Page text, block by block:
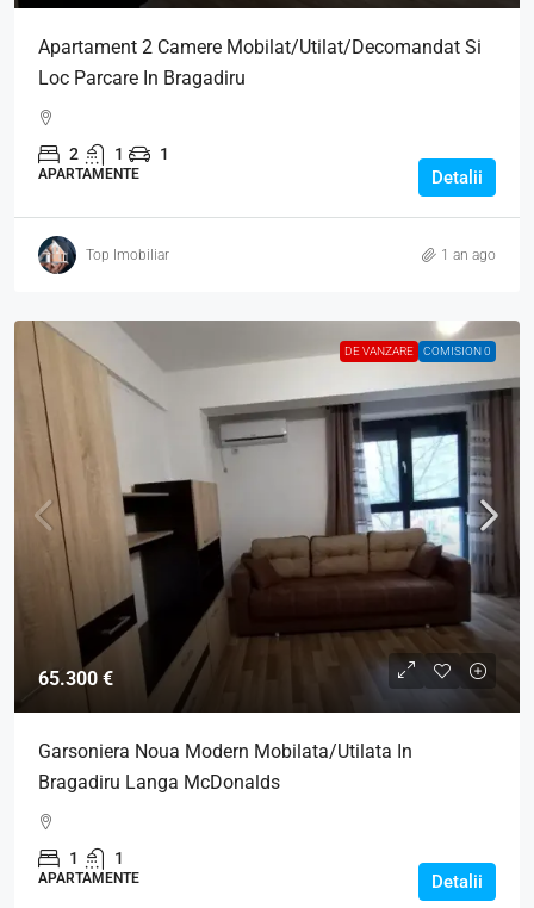
Apartament 2 Camere Mobilat/Utilat/Decomandat Si
Loc Parcare In Bragadiru
2 1 1
APARTAMENTE Detalii
Top Imobiliar 1 an ago
DE VANZARE COMISION 0
65.300 €
Garsoniera Noua Modern Mobilata/Utilata In
Bragadiru Langa McDonalds
1 1
APARTAMENTE Detalii